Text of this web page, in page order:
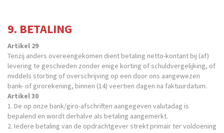
9. BETALING
Artikel 29
Tenzij anders overeengekomen dient betaling netto-kontant bij (af)
levering te geschieden zonder enige korting of schuldvergelijking, of
middels storting of overschrijving op een door ons aangewezen
bank- of girorekening, binnen (14) veertien dagen na faktuurdatum.
Artikel 30
1. De op onze bank/giro-afschriften aangegeven valutadag is
bepalend en wordt derhalve als betaling aangemerkt.
2. Iedere betaling van de opdrachtgever strekt primair ter voldoening